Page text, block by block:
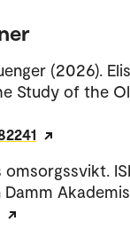
(2026).
Study of the
omsorgssvikt.